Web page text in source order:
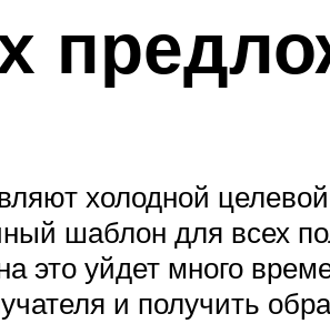
холодной
шаблон для всех
это уйдет много
и получить